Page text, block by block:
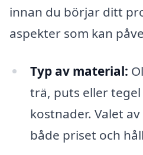
innan du börjar ditt
aspekter som kan
Typ av material:
trä, puts eller
kostnader. Valet
både priset och